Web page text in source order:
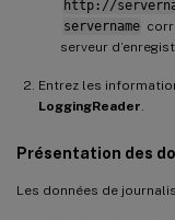
http://
servername
serveur
Entrez les
LoggingReader.
Présentation des
Les données de